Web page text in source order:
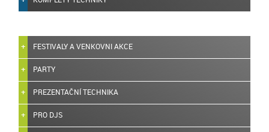
FESTIVALY A VENKOVNI AKCE
PARTY
PREZENTAČNÍ TECHNIKA
PRO DJS